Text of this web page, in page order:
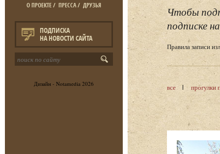
О ПРОЕКТЕ/ ПРЕССА/ ДРУЗЬЯ
ПОДПИСКА
НА НОВОСТИ САЙТА
Дизайн - Notamedia 2026
Чтобы
подписке
Правила записи
все прогулки